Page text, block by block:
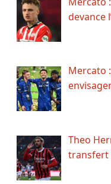
devance
Mercato
Theo
transfert